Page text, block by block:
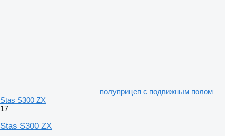
полуприцеп с подвижным полом
Stas S300 ZX
17
Stas S300 ZX